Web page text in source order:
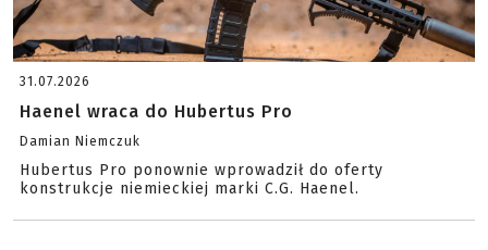
31.07.2026
Haenel wraca do Hubertus Pro
Damian Niemczuk
Hubertus Pro ponownie wprowadził do oferty
konstrukcje niemieckiej marki C.G. Haenel.